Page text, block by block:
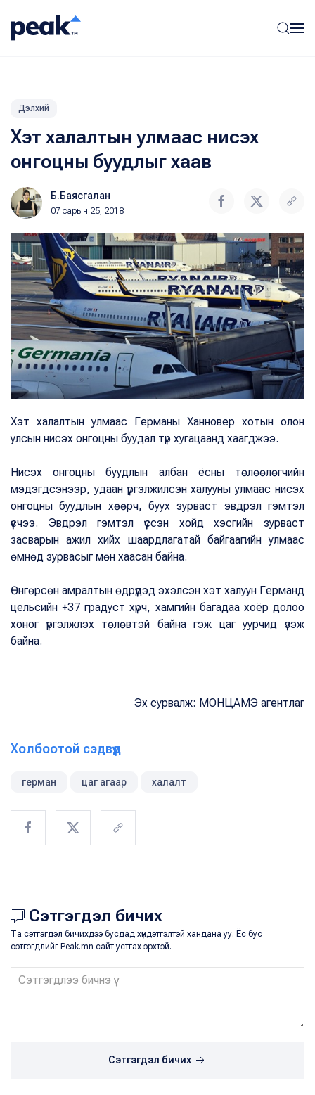
Дэлхий
Хэт халалтын улмаас нисэх
онгоцны буудлыг хаав
Б.Баясгалан
07 сарын 25, 2018
Хэт халалтын улмаас Германы Ханновер хотын олон
улсын нисэх онгоцны буудал түр хугацаанд хаагджээ.
Нисэх онгоцны буудлын албан ёсны төлөөлөгчийн
мэдэгдсэнээр, удаан үргэлжилсэн халууны улмаас нисэх
онгоцны буудлын хөөрч, буух зурваст эвдрэл гэмтэл
үүсчээ. Эвдрэл гэмтэл үүссэн хойд хэсгийн зурваст
засварын ажил хийх шаардлагатай байгаагийн улмаас
өмнөд зурвасыг мөн хаасан байна.
Өнгөрсөн амралтын өдрүүдэд эхэлсэн хэт халуун Германд
цельсийн +37 градуст хүрч, хамгийн багадаа хоёр долоо
хоног үргэлжлэх төлөвтэй байна гэж цаг уурчид үзэж
байна.
Эх сурвалж: МОНЦАМЭ агентлаг
Холбоотой сэдвүүд
герман цаг агаар халалт
Сэтгэгдэл бичих
Та сэтгэгдэл бичихдээ бусдад хүндэтгэлтэй хандана уу. Ёс бус
сэтгэгдлийг Peak.mn сайт устгах эрхтэй.
Сэтгэгдэл бичих